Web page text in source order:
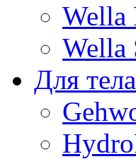
Wella
Wella
Для тела